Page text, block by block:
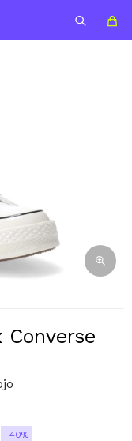
Converse
40